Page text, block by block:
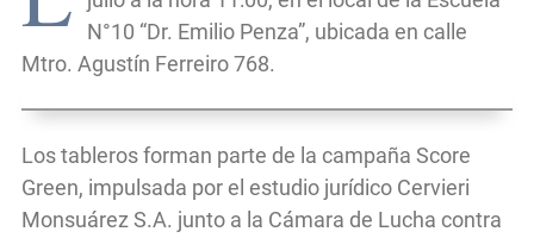
N°10 “Dr. Emilio Penza”, ubicada en calle
Mtro. Agustín Ferreiro 768.
Los tableros forman parte de la campaña Score
Green, impulsada por el estudio jurídico Cervieri
Monsuárez S.A. junto a la Cámara de Lucha contra